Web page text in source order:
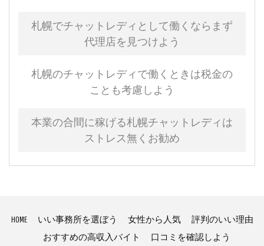
札幌でチャットレディとして働くならまず
代理店を見つけよう
札幌のチャットレディで働くときは税金の
ことも考慮しよう
本業の合間に稼げる札幌チャットレディは
ストレス無くお勧め
HOME いい事務所を選ぼう 女性から人気
評判のいい理由
おすすめの高収入バイト
口コミを確認しよう